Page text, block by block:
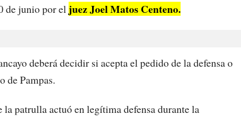
de junio por el juez Joel Matos Centeno.
deberá decidir si acepta el pedido de la defensa o
de Pampas.
patrulla actuó en legítima defensa durante la